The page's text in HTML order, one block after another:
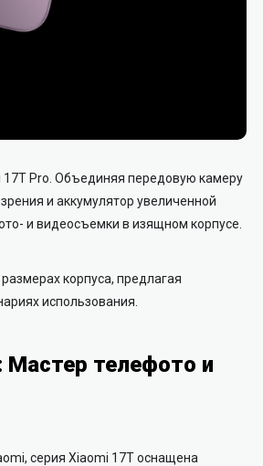
Pro. Объединяя передовую камеру
и аккумулятор увеличенной
и видеосъемки в изящном корпусе.
корпуса, предлагая
использования.
телефото и
серия Xiaomi 17T оснащена